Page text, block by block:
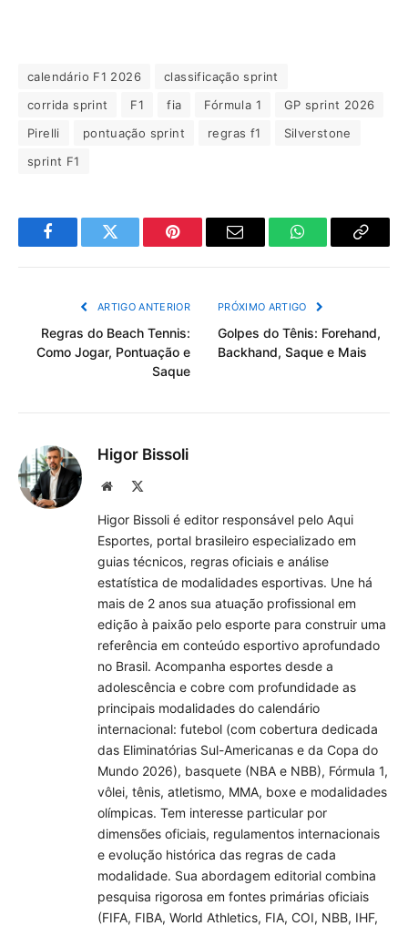
calendário F1 2026
classificação sprint
corrida sprint
F1 fia Fórmula 1
GP sprint 2026
Pirelli
pontuação sprint regras f1
Silverstone
sprint F1
FacebookTwitter Pinterest Email WhatsAppCopiar
ARTIGO ANTERIOR
Regras do Beach Tennis:
Como Jogar, Pontuação e
Saque
PRÓXIMO ARTIGO
Golpes do Tênis: Forehand,
Backhand, Saque e Mais
Higor Bissoli
Site
Higor Bissoli é editor responsável pelo Aqui
Esportes, portal brasileiro especializado em
guias técnicos, regras oficiais e análise
estatística de modalidades esportivas. Une há
mais de 2 anos sua atuação profissional em
edição à paixão pelo esporte para construir uma
referência em conteúdo esportivo aprofundado
no Brasil. Acompanha esportes desde a
adolescência e cobre com profundidade as
principais modalidades do calendário
internacional: futebol (com cobertura dedicada
das Eliminatórias Sul-Americanas e da Copa do
Mundo 2026), basquete (NBA e NBB), Fórmula 1,
vôlei, tênis, atletismo, MMA, boxe e modalidades
olímpicas. Tem interesse particular por
dimensões oficiais, regulamentos internacionais
e evolução histórica das regras de cada
modalidade. Sua abordagem editorial combina
pesquisa rigorosa em fontes primárias oficiais
(FIFA, FIBA, World Athletics, FIA, COI, NBB, IHF,